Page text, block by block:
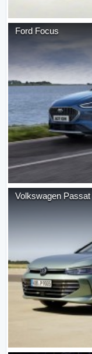
Ford Focus
Volkswagen Passat